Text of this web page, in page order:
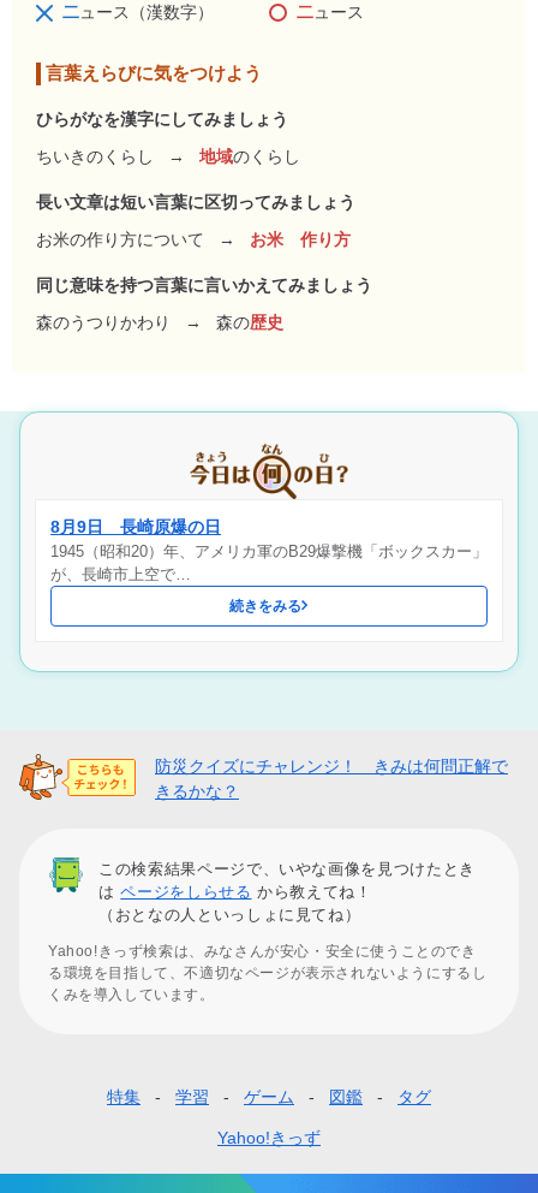
二ュース（漢数字） 二ュース
言葉えらびに気をつけよう
ひらがなを漢字にしてみましょう
ちいきのくらし
→ 地域のくらし
長い文章は短い言葉に区切ってみましょう
お米の作り方について
→ お米 作り方
同じ意味を持つ言葉に言いかえてみましょう
森のうつりかわり
→ 森の歴史
8月9日 長崎原爆の日
1945（昭和20）年、アメリカ軍のB29爆撃機「ボックスカー」
が、長崎市上空で…
続きをみる
防災クイズにチャレンジ！ きみは何問正解で
きるかな？
この検索結果ページで、いやな画像を見つけたとき
はページをしらせる から教えてね！
（おとなの人といっしょに見てね）
Yahoo!きっず検索は、みなさんが安心・安全に使うことのでき
る環境を目指して、不適切なページが表示されないようにするし
くみを導入しています。
タ
特集 学習 ゲーム 図鑑 タグ
Yahoo!きっず